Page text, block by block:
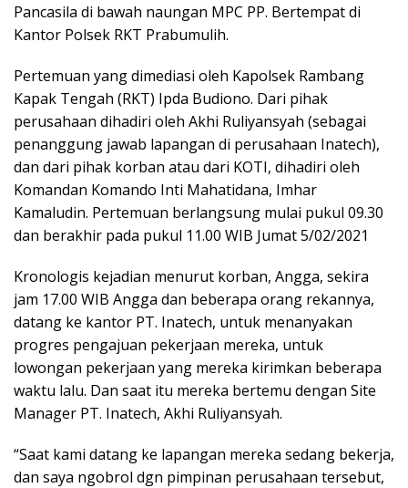
Pancasila di bawah naungan MPC PP. Bertempat di
Kantor Polsek RKT Prabumulih.
Pertemuan yang dimediasi oleh Kapolsek Rambang
Kapak Tengah (RKT) Ipda Budiono. Dari pihak
perusahaan dihadiri oleh Akhi Ruliyansyah (sebagai
penanggung jawab lapangan di perusahaan Inatech),
dan dari pihak korban atau dari KOTI, dihadiri oleh
Komandan Komando Inti Mahatidana, Imhar
Kamaludin. Pertemuan berlangsung mulai pukul 09.30
dan berakhir pada pukul 11.00 WIB Jumat 5/02/2021
Kronologis kejadian menurut korban, Angga, sekira
jam 17.00 WIB Angga dan beberapa orang rekannya,
datang ke kantor PT. Inatech, untuk menanyakan
progres pengajuan pekerjaan mereka, untuk
lowongan pekerjaan yang mereka kirimkan beberapa
waktu lalu. Dan saat itu mereka bertemu dengan Site
Manager PT. Inatech, Akhi Ruliyansyah.
“Saat kami datang ke lapangan mereka sedang bekerja,
dan saya ngobrol dgn pimpinan perusahaan tersebut,